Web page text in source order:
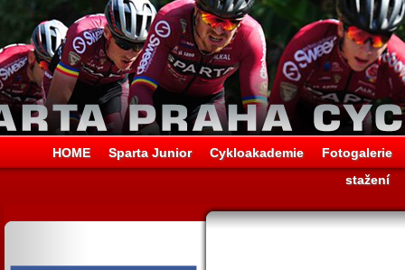
HOME Sparta Junior Cykloakademie
Fotogalerie
stažení